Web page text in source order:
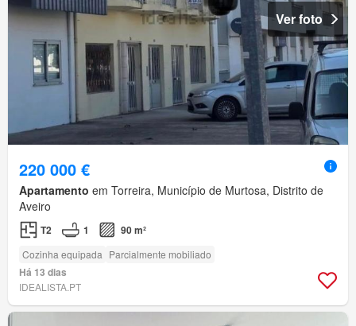
Ver foto
220 000 €
Apartamento em Torreira, Município de Murtosa, Distrito de
Aveiro
T2 1 90 m²
Cozinha equipada Parcialmente mobiliado
Há 13 dias
IDEALISTA.PT